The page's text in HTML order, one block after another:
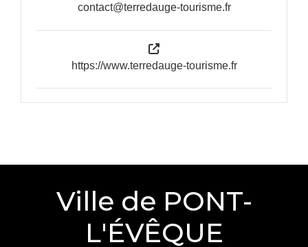
contact@terredauge-tourisme.fr
https://www.terredauge-tourisme.fr
Ville de PONT-
L'ÉVÊQUE